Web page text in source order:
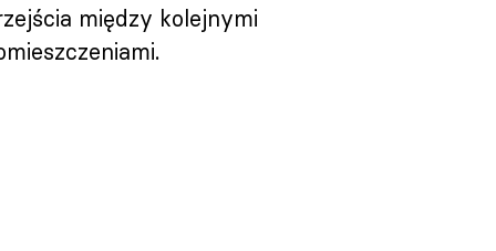
między kolejnymi